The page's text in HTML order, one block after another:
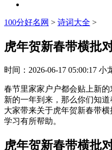
100分好名网 > 诗词大全 >
虎年贺新春带横批
时间： 2026-06-17 05:00:17 小
春节里家家户户都会贴上新
新的一年到来，那么你们知
大家带来关于虎年贺新春带
学习有所帮助。
虎年贺新春带横批